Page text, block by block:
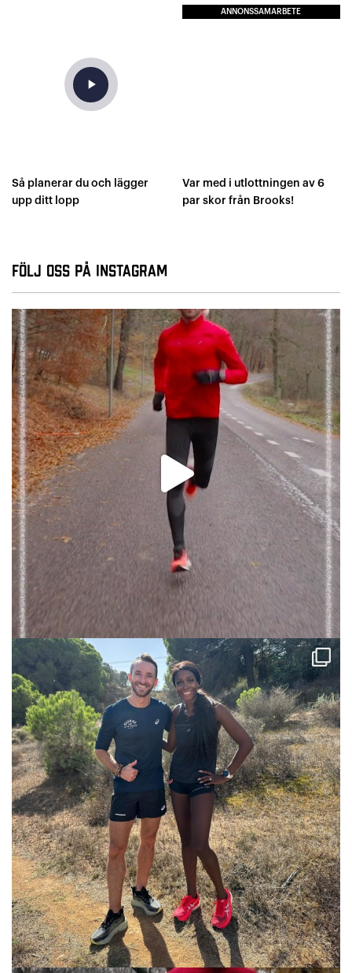
play_arrow
Så planerar du och lägger
upp ditt lopp
ANNONSSAMARBETE
Var med i utlottningen av 6
par skor från Brooks!
Följ oss på Instagram